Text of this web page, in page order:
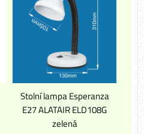
Stolní lampa Esperanza
E27 ALATAIR ELD108G
zelená